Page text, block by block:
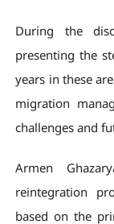
During the
presenting the
years in these
migration
challenges and
Armen
reintegration
based on the